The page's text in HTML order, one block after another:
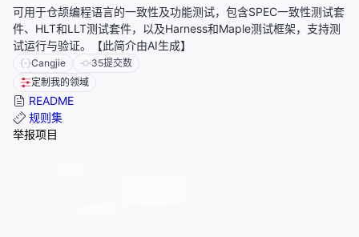
可用于仓颉编程语言的一致性及功能测试，包含SPEC一致性测试套
件、HLT和LLT测试套件，以及Harness和Maple测试框架，支持测
试运行与验证。【此简介由AI生成】
Cangjie 35提交数
定制我的领域
README
规则集
举报项目